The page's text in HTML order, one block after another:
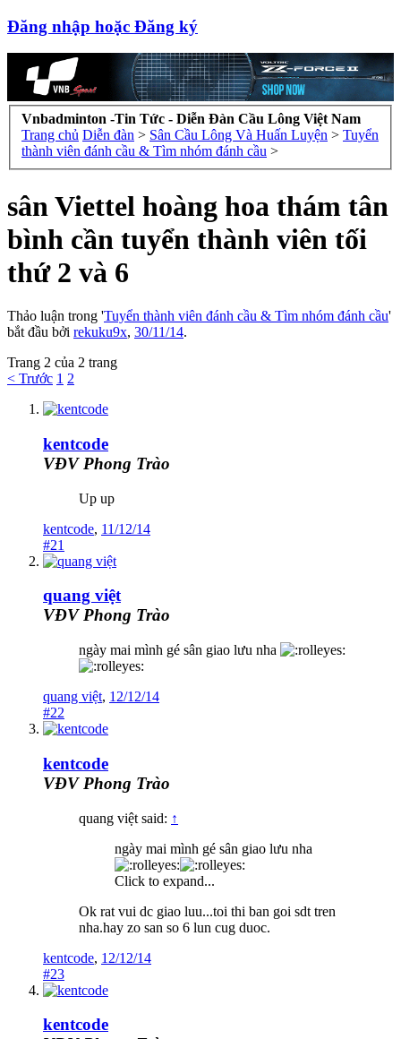
Đăng nhập hoặc Đăng ký
Vnbadminton -Tin Tức - Diễn Đàn Cầu Lông Việt Nam
Trang chủ Diễn đàn > Sân Cầu Lông Và Huấn Luyện > Tuyển
thành viên đánh cầu & Tìm nhóm đánh cầu >
sân Viettel hoàng hoa thám tân
bình cần tuyển thành viên tối
thứ 2 và 6
Thảo luận trong 'Tuyển thành viên đánh cầu & Tìm nhóm đánh cầu'
bắt đầu bởi rekuku9x, 30/11/14.
Trang 2 của 2 trang
< Trước 1 2
kentcode
VĐV Phong Trào
Up up
kentcode, 11/12/14
#21
quang việt
VĐV Phong Trào
ngày mai mình gé sân giao lưu nha
quang việt, 12/12/14
#22
kentcode
VĐV Phong Trào
quang việt said: ↑
ngày mai mình gé sân giao lưu nha
Click to expand...
Ok rat vui dc giao luu...toi thi ban goi sdt tren
nha.hay zo san so 6 lun cug duoc.
kentcode, 12/12/14
#23
kentcode